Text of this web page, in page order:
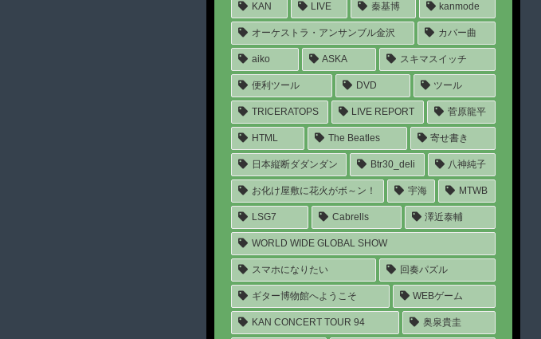
KAN LIVE 秦基博 kanmode
オーケストラ・アンサンブル金沢 カバー曲
aiko ASKA スキマスイッチ
便利ツール DVD ツール
TRICERATOPS LIVE REPORT 菅原龍平
HTML The Beatles 寄せ書き
日本縦断ダダンダン Btr30_deli 八神純子
お化け屋敷に花火がボ～ン！ 宇海 MTWB
LSG7 Cabrells 澤近泰輔
WORLD WIDE GLOBAL SHOW
スマホになりたい 回奏パズル
ギター博物館へようこそ WEBゲーム
KAN CONCERT TOUR 94 奥泉貴圭